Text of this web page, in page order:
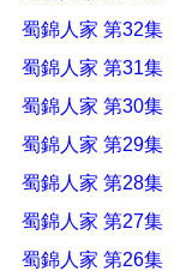
蜀錦人家 第32集
蜀錦人家 第31集
蜀錦人家 第30集
蜀錦人家 第29集
蜀錦人家 第28集
蜀錦人家 第27集
蜀錦人家 第26集